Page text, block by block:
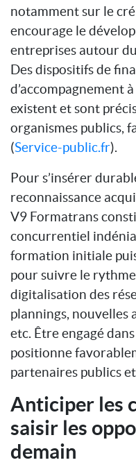
notamment sur le
encourage le
entreprises autour
Des dispositifs de
d’accompagnement
existent et sont
organismes publics,
(Service-public.fr).
Pour s’insérer
reconnaissance
V9 Formatrans
concurrentiel
formation initiale
pour suivre le rythme
digitalisation des
plannings, nouvelles
etc. Être engagé
positionne
partenaires publics
Anticiper les
saisir les
demain